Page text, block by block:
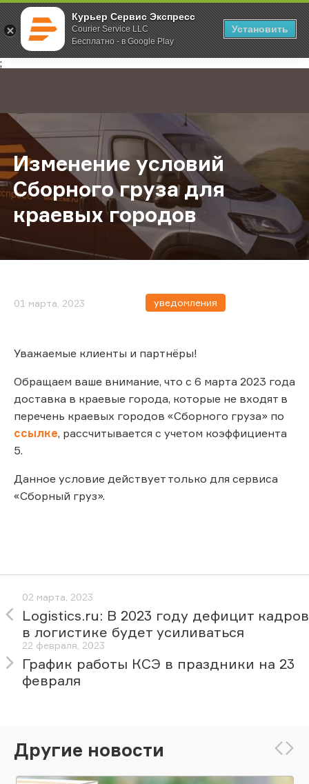
Курьер Сервис Экспресс
Courier Service LLC
Бесплатно - в Google Play
Установить
;
Главная О компании Новости Изменение условий Сборного
Изменение условий
Сборного груза для
краевых городов
01 марта, 2023 уведомления
Уважаемые клиенты и партнёры!
Обращаем ваше внимание, что с 6 марта 2023 года
доставка в краевые города, которые не входят в
перечень краевых городов «Сборного груза» по
ссылке, рассчитывается с учетом коэффициента
5.
Данное условие действует только для сервиса
«Сборный груз».
02 марта, 2023
Logistics.ru: В 2023 году дефицит кадров
в логистике будет усиливаться
22 февраля, 2023
График работы КСЭ в праздники на 23
февраля
Другие новости